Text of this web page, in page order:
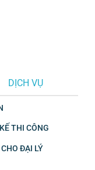
DỊCH VỤ
THI CÔNG
ĐẠI LÝ